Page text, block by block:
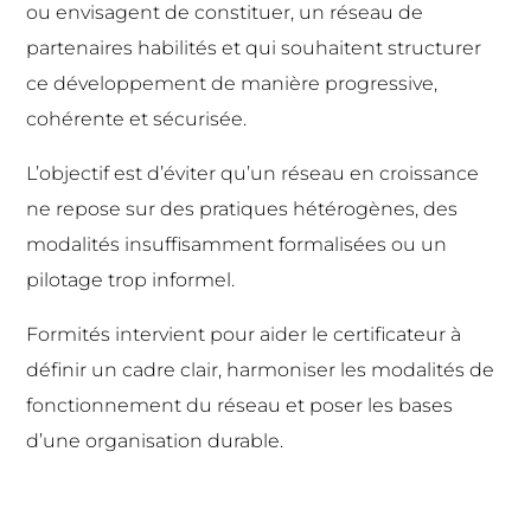
ou envisagent de constituer, un réseau de
partenaires habilités et qui souhaitent structurer
ce développement de manière progressive,
cohérente et sécurisée.
L’objectif est d’éviter qu’un réseau en croissance
ne repose sur des pratiques hétérogènes, des
modalités insuffisamment formalisées ou un
pilotage trop informel.
Formités intervient pour aider le certificateur à
définir un cadre clair, harmoniser les modalités de
fonctionnement du réseau et poser les bases
d’une organisation durable.